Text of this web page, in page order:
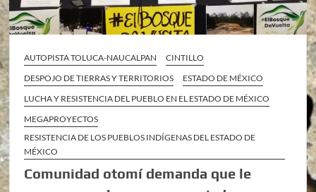
AUTOPISTA TOLUCA-NAUCALPAN
CINTILLO
DESPOJO DE TIERRAS Y TERRITORIOS
ESTADO DE MÉXICO
LUCHA Y RESISTENCIA DEL PUEBLO EN EL ESTADO DE MÉXICO
MEGAPROYECTOS
RESISTENCIA DE LOS PUEBLOS INDÍGENAS DEL ESTADO DE
MÉXICO
Comunidad otomí demanda que le